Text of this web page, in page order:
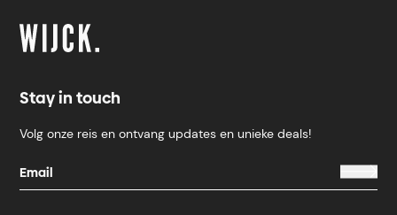
Stay in touch
Volg onze reis en ontvang updates en unieke deals!